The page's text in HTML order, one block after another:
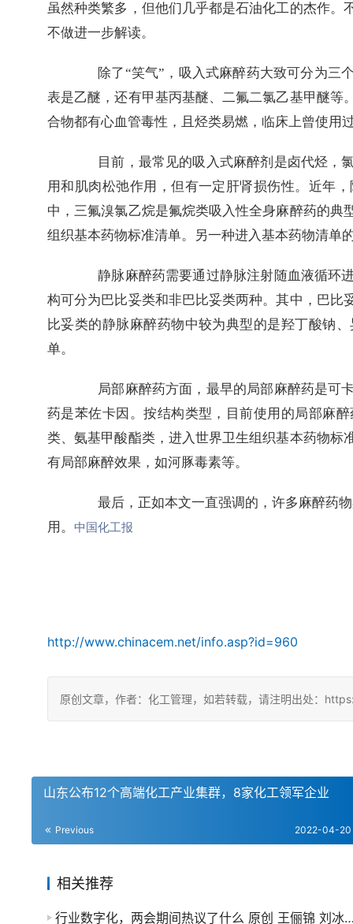
虽然种类繁多，但他们几乎都是石油化工的杰作
不做进一步解读。
除了“笑气” ，吸入式麻醉药大致可分为三
表是乙醚，还有甲基丙基醚、二氟二氯乙基甲醚
合物都有心血管毒性，且烃类易燃，临床上曾使用
目前，最常见的吸入式麻醉剂是卤代烃，
用和肌肉松弛作用，但有一定肝肾损伤性。近年
中，三氟溴氯乙烷是氟烷类吸入性全身麻醉药的
组织基本药物标准清单。另一种进入基本药物清单
静脉麻醉药需要通过静脉注射随血液循环
构可分为巴比妥类和非巴比妥类两种。其中，巴
比妥类的静脉麻醉药物中较为典型的是羟丁酸钠
单。
局部麻醉药方面，最早的局部麻醉药是可
药是苯佐卡因。按结构类型，目前使用的局部麻
类、氨基甲酸酯类，进入世界卫生组织基本药物
有局部麻醉效果，如河豚毒素等。
最后，正如本文一直强调的，许多麻醉药
用。 中国化工报
http://www.chinacem.net/info.asp?id=960
原创文章，作者：化工管理，如若转载，请注明出处：
山东公布12个高端化工产业集群，8家化工领军企业
Previous 2022-04-20
相关推荐
行业数字化，两会期间热议了什么 原